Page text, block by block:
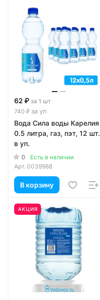
62 ₽ за 1 шт
740 ₽ за уп
Вода Сила воды Карелия
0.5 литра, газ, пэт, 12 шт.
в уп.
0
Есть в наличии
Арт. 0039988
В корзину
АКЦИЯ